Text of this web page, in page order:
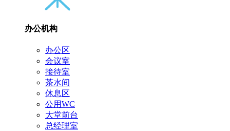
办公机构
办公区
会议室
接待室
茶水间
休息区
公用WC
大堂前台
总经理室